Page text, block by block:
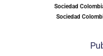
Sociedad
Sociedad